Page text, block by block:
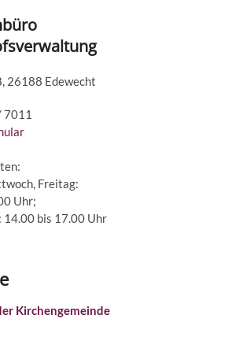
26188 Edewecht
7011
Freitag:
Uhr;
14.00 bis 17.00 Uhr
Kirchengemeinde